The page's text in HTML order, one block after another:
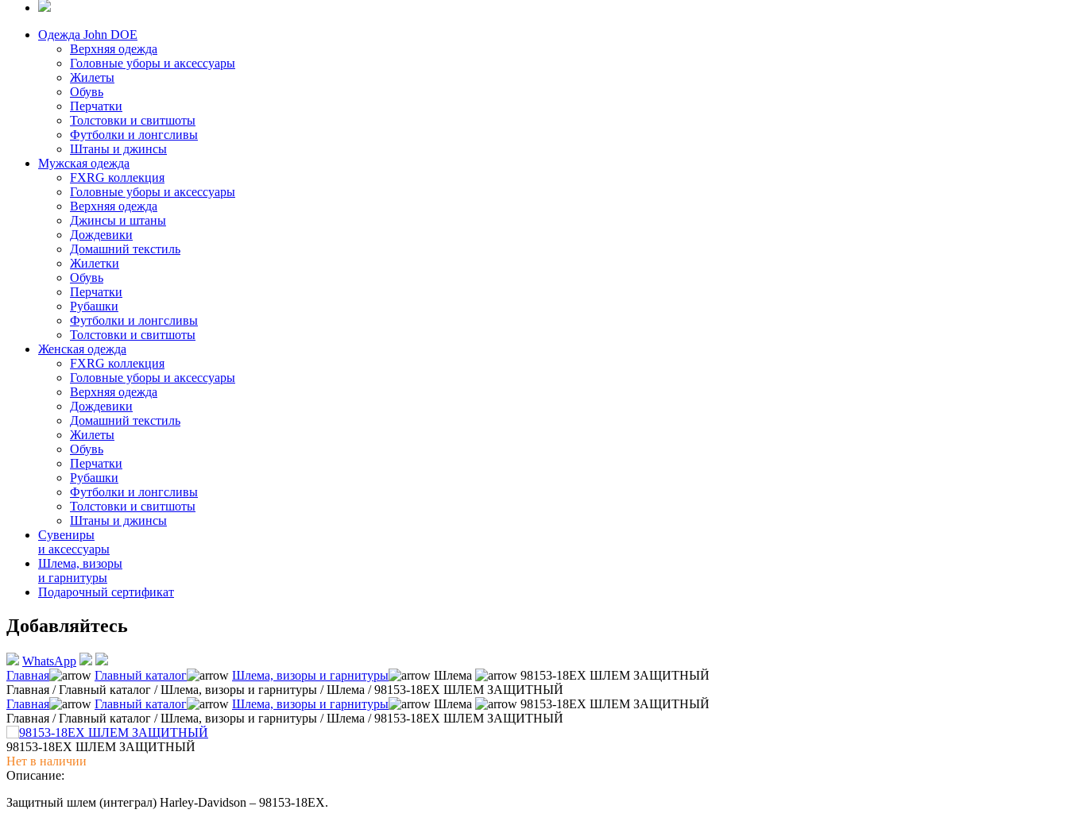
Одежда John DOE
Верхняя одежда
Головные уборы и аксессуары
Жилеты
Обувь
Перчатки
Толстовки и свитшоты
Футболки и лонгсливы
Штаны и джинсы
Мужская одежда
FXRG коллекция
Головные уборы и аксессуары
Верхняя одежда
Джинсы и штаны
Дождевики
Домашний текстиль
Жилетки
Обувь
Перчатки
Рубашки
Футболки и лонгсливы
Толстовки и свитшоты
Женская одежда
FXRG коллекция
Головные уборы и аксессуары
Верхняя одежда
Дождевики
Домашний текстиль
Жилеты
Обувь
Перчатки
Рубашки
Футболки и лонгсливы
Толстовки и свитшоты
Штаны и джинсы
Сувениры
и аксессуары
Шлема, визоры
и гарнитуры
Подарочный сертификат
Добавляйтесь
WhatsApp
Главная
Главный каталог Шлема, визоры и гарнитуры Шлема
98153-18EX ШЛЕМ ЗАЩИТНЫЙ
Главная /Главный каталог /Шлема, визоры и гарнитуры /Шлема /98153-18EX ШЛЕМ ЗАЩИТНЫЙ
Главная
Главный каталог Шлема, визоры и гарнитуры Шлема
98153-18EX ШЛЕМ ЗАЩИТНЫЙ
Главная /Главный каталог /Шлема, визоры и гарнитуры /Шлема /98153-18EX ШЛЕМ ЗАЩИТНЫЙ
98153-18EX ШЛЕМ ЗАЩИТНЫЙ
Нет в наличии
Описание:
Защитный шлем (интеграл) Harley-Davidson – 98153-18EX.